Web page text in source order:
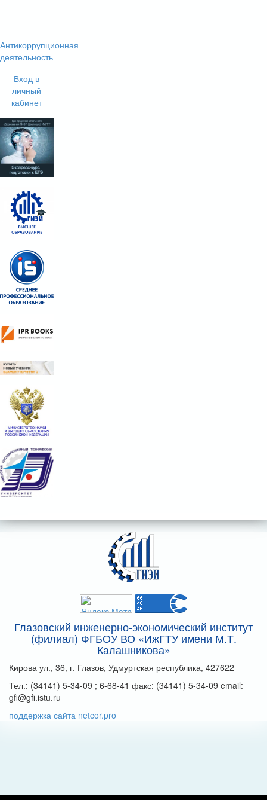
Антикоррупционная
деятельность
Вход в
личный
кабинет
Глазовский инженерно-экономический институт
(филиал) ФГБОУ ВО «ИжГТУ имени М.Т.
Калашникова»
Кирова ул., 36, г. Глазов, Удмуртская республика, 427622
Тел.: (34141) 5-34-09 ; 6-68-41 факс: (34141) 5-34-09 email:
gfi@gfi.istu.ru
поддержка сайта netcor.pro